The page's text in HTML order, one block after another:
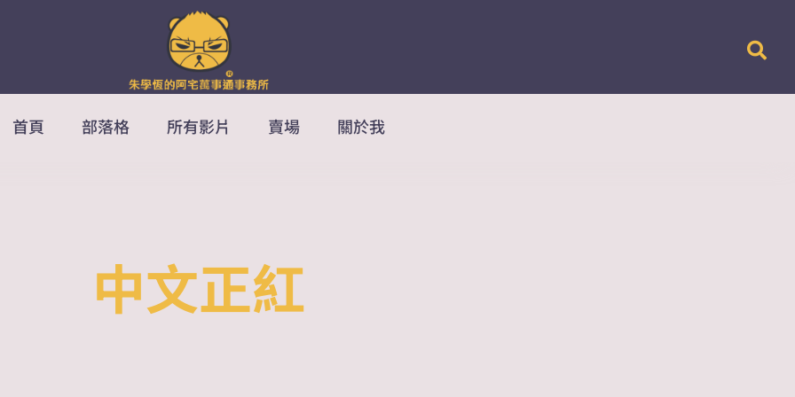
首頁 部落格 所有影片 賣場 關於我
中文正紅